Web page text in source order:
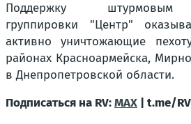
Поддержку штурмовым
группировки "Центр"
активно уничтожающие
районах Красноармейска,
в Днепропетровской области.
Подписаться на RV:MAX | t.me/